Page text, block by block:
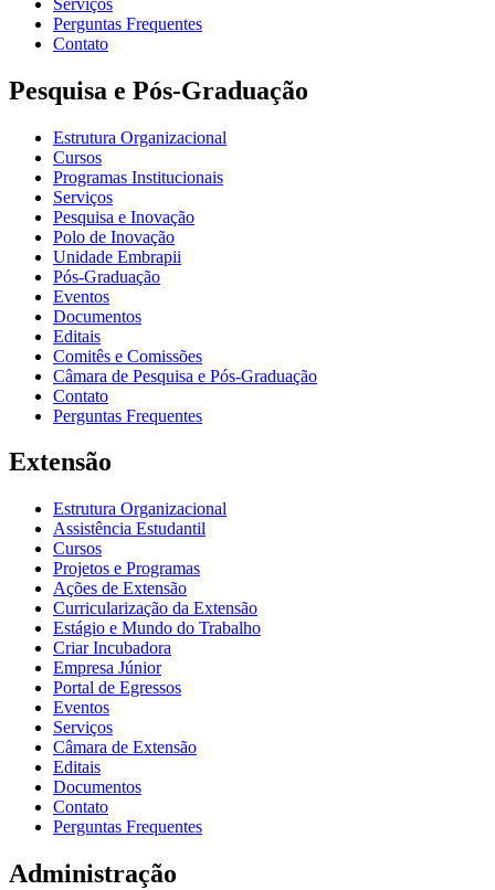
Perguntas Frequentes
Contato
Pesquisa e Pós-Graduação
Estrutura Organizacional
Cursos
Programas Institucionais
Serviços
Pesquisa e Inovação
Polo de Inovação
Unidade Embrapii
Pós-Graduação
Eventos
Documentos
Editais
Comitês e Comissões
Câmara de Pesquisa e Pós-Graduação
Contato
Perguntas Frequentes
Extensão
Estrutura Organizacional
Assistência Estudantil
Cursos
Projetos e Programas
Ações de Extensão
Curricularização da Extensão
Estágio e Mundo do Trabalho
Criar Incubadora
Empresa Júnior
Portal de Egressos
Eventos
Serviços
Câmara de Extensão
Editais
Documentos
Contato
Perguntas Frequentes
Administração